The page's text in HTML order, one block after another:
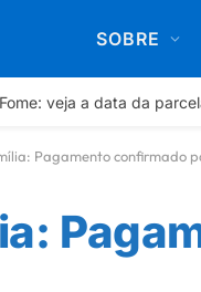
SOBRE
veja a data da
Pagamento confirmado